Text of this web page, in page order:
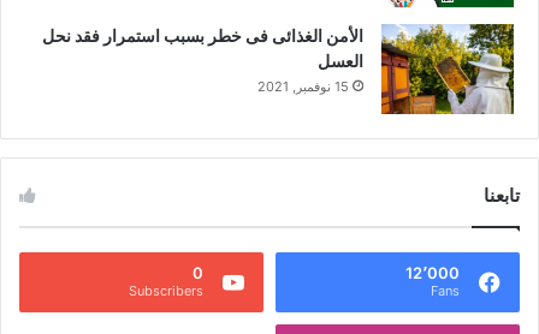
الأمن الغذائى فى خطر بسبب استمرار فقد نحل
العسل
15 نوفمبر, 2021
تابعنا
12٬000
Fans
0
Subscribers